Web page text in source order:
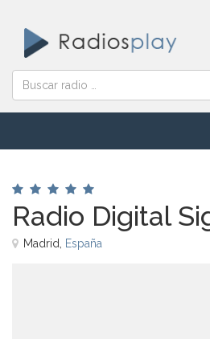
Radio Digital
Madrid, España